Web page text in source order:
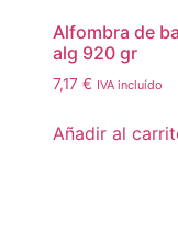
Alfombra de
alg 920 gr
7,17€ IVA incluído
Añadir al